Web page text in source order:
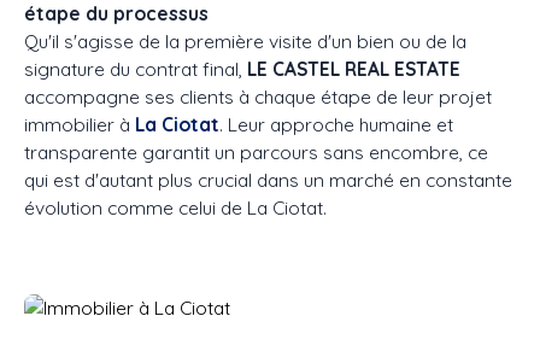
étape du processus
Qu'il s'agisse de la première visite d'un bien ou de la
signature du contrat final, LE CASTEL REAL ESTATE
accompagne ses clients à chaque étape de leur projet
immobilier à La Ciotat. Leur approche humaine et
transparente garantit un parcours sans encombre, ce
qui est d'autant plus crucial dans un marché en constante
évolution comme celui de La Ciotat.